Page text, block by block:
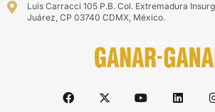
Luis Carracci 105 P.B. Col. Extremadura
Juárez, CP 03740 CDMX, México.